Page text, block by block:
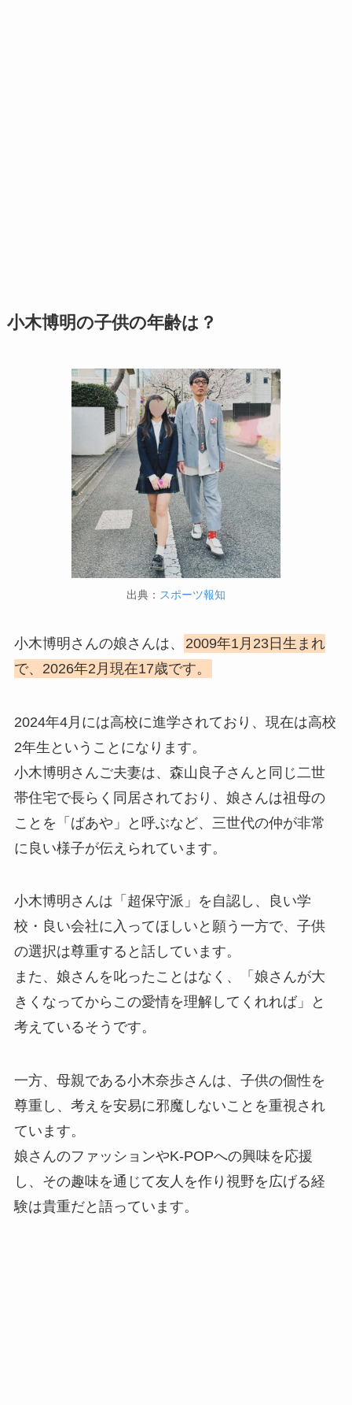
小木博明の子供の年齢は？
出典： スポーツ報知
小木博明さんの娘さんは、
2009年1月23日生まれ
で、2026年2月現在17歳です。
2024年4月には高校に進学されており、現在は高校
2年生ということになります。
小木博明さんご夫妻は、森山良子さんと同じ二世
帯住宅で長らく同居されており、娘さんは祖母の
ことを「ばあや」と呼ぶなど、三世代の仲が非常
に良い様子が伝えられています。
小木博明さんは「超保守派」を自認し、良い学
校・良い会社に入ってほしいと願う一方で、子供
の選択は尊重すると話しています。
また、娘さんを叱ったことはなく、「娘さんが大
きくなってからこの愛情を理解してくれれば」と
考えているそうです。
一方、母親である小木奈歩さんは、子供の個性を
尊重し、考えを安易に邪魔しないことを重視され
ています。
娘さんのファッションやK-POPへの興味を応援
し、その趣味を通じて友人を作り視野を広げる経
験は貴重だと語っています。